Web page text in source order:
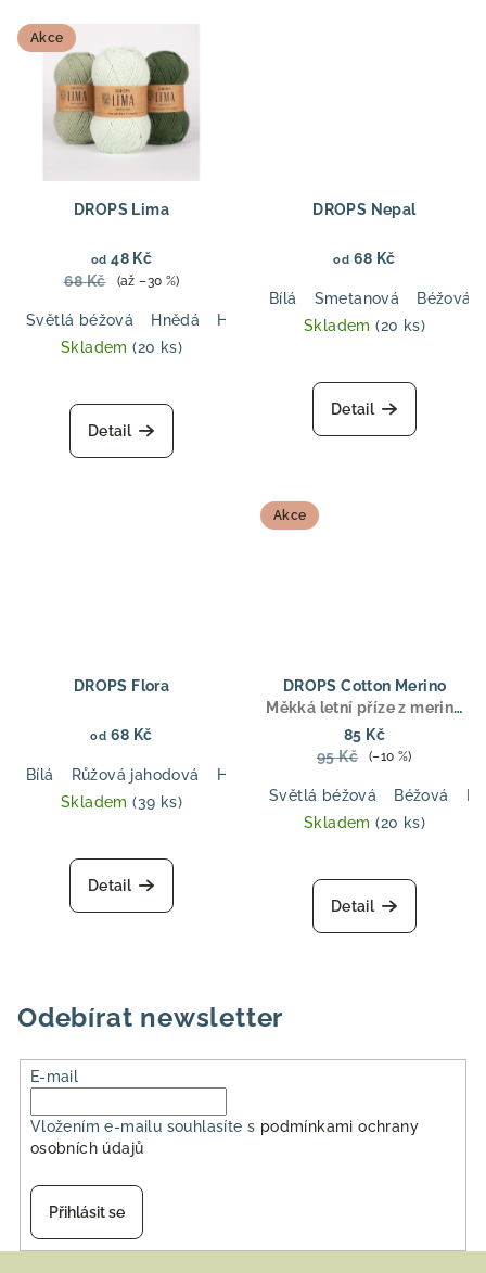
Akce
DROPS Lima
od 48 Kč
68 Kč
(až –30 %)
Světlá béžová Hnědá Hnědošedá Tmavá šedá
Skladem(20 ks)
hodnocení
produktu
Detail
DROPS Nepal
od 68 Kč
Bílá Smetanová
Béžová
Skladem(20 ks)
hodnocení
produktu
Detail
DROPS Flora
od 68 Kč
Bílá Růžová jahodová Hnědá
Skladem(39 ks)
Detail
Akce
DROPS Cotton Merino
Měkká letní příze z merino
vlny a bavlny, DK tloušťka,
ideální pro svetry, topy a
85 Kč
95 Kč
(–10 %)
Světlá béžová Béžová
Skladem(20 ks)
Detail
Odebírat newsletter
E-mail
Vložením e-mailu souhlasíte s podmínkami ochrany
osobních údajů
Přihlásit se